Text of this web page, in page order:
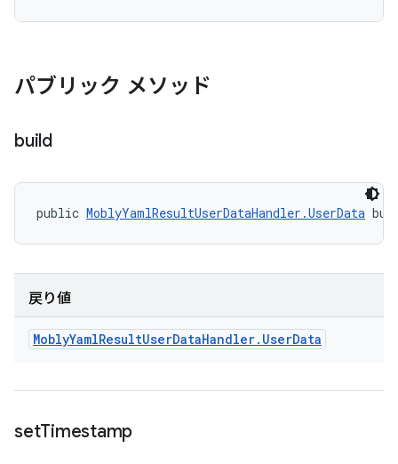
パブリック メソッド
build
public MoblyYamlResultUserDataHandler.UserData
戻り値
MoblyYamlResultUserDataHandler. UserData
setTimestamp